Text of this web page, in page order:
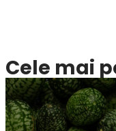
Cele mai